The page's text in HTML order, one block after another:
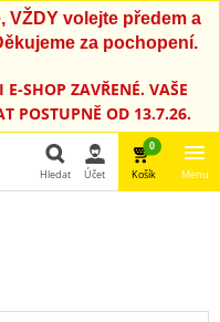
VŽDY volejte předem a
za pochopení.
SHOP ZAVŘENÉ. VAŠE
POSTUPNĚ OD 13.7.26.
Hledat Účet
0
Košík Menu